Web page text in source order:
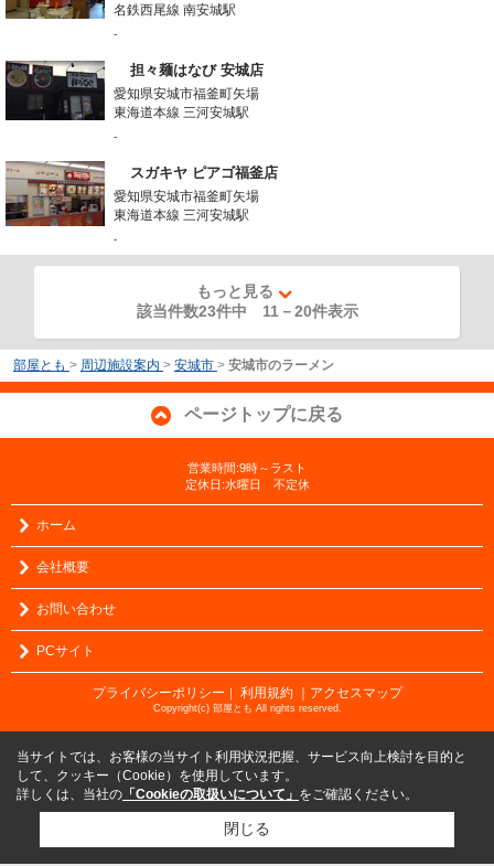
名鉄西尾線 南安城駅
-
担々麺はなび 安城店
愛知県安城市福釜町矢場
東海道本線 三河安城駅
-
スガキヤ ピアゴ福釜店
愛知県安城市福釜町矢場
東海道本線 三河安城駅
-
もっと見る
該当件数23件中 11 －20件表示
部屋とも > 周辺施設案内 > 安城市 > 安城市のラーメン
ページトップに戻る
営業時間:9時～ラスト
定休日:水曜日 不定休
ホーム
会社概要
お問い合わせ
PCサイト
プライバシーポリシー ｜ 利用規約 ｜アクセスマップ
Copyright(c) 部屋とも All rights reserved.
当サイトでは、お客様の当サイト利用状況把握、サービス向上検討を目的と
して、クッキー（Cookie）を使用しています。
詳しくは、当社の 「Cookieの取扱いについて」 をご確認ください。
閉じる